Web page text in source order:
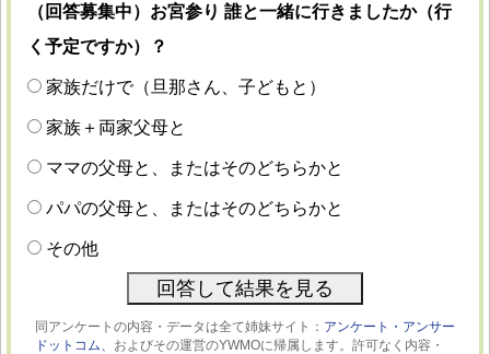
（回答募集中）お宮参り 誰と一緒に行きましたか（行
く予定ですか）？
家族だけで（旦那さん、子どもと）
家族＋両家父母と
ママの父母と、またはそのどちらかと
パパの父母と、またはそのどちらかと
その他
同アンケートの内容・データは全て姉妹サイト： アンケート・アンサー
ドットコム、 およびその運営のYWMOに帰属します。許可なく内容・